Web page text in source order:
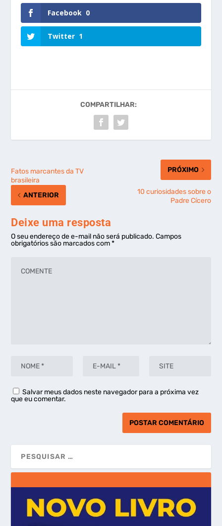
Facebook 0
Twitter 1
COMPARTILHAR:
Fatos marcantes da TV
brasileira
ANTERIOR
PRÓXIMO
10 curiosidades sobre o
Padre Cícero
Deixe uma resposta
O seu endereço de e-mail não será publicado. Campos
obrigatórios são marcados com*
Salvar meus dados neste navegador para a próxima vez
que eu comentar.